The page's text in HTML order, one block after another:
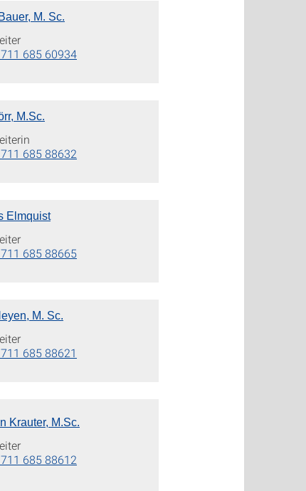
M. Sc.
685 60934
M.Sc.
685 88632
Elmquist
685 88665
M. Sc.
685 88621
Krauter, M.Sc.
685 88612